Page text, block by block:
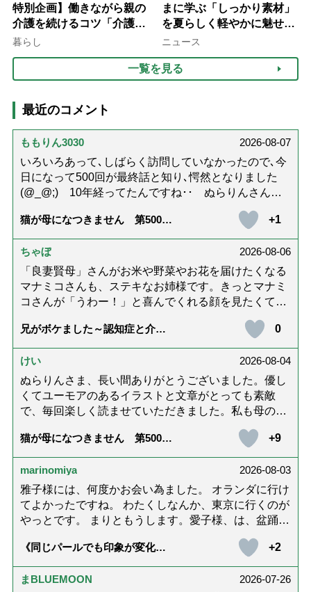
特別企画】働きながら親の
介護を続けるコツ「介護は
10年以上続くことも…3つ
みよう」【社会福祉士解
説】
暮らし
まに学ぶ「しっかり素材」
を夏らしく軽やかに魅せる
3つの着こなし法則
ニュース
一覧を見る
最近のコメント
ももりん3030
2026-08-07
いろいろあって､しばらく訪問していなかったので､今
日になって500回が最終話と知り､愕然となりました
(@_@;) 10年経ってたんですね･･ ぬらりんさんの
護では身内に理解してもらえないもどかしさを感じた
り､いろいろありましたが､ぬらりんさんの文章を読ん
で心救われたことが多々ありました。不定期での近況
報告を心待ちにしています。さびちゃん・隊長と､健
やかにお過ごしくださいね。ご多幸をお祈りしていま
す☆*゜
猫が母になつきません 第500話
+1
ちゃぼ
2026-08-06
「良妻賢母」さんがお米や野菜やお花を届けたくなる
マナミコさんも、ステキなお姉様です。きっとマナミ
コさんが「うわー！」と喜んでくれる顔を見たくて、
す。 お二人とも良いお友達ですね。
兄がボケました～認知症と介護
が届きました」
0
けい
2026-08-04
ぬらりんさま、長い間ありがとうございました。優し
くてユーモアのあるイラストと文章がとっても素敵
で、毎回楽しく読ませていただきました。私も母の介
がないのが寂しくてたまりませんが、いろんなエピソ
ード思い出したりしながら頑張っていこうと思いま
す。不定期でもいいので、また会えますように。書籍
化も希望です！本当にありがとうございました。
猫が母になつきません 第500話
+9
marinomiya
2026-08-03
雅子様には、何度かお会い為ました。 オランダに行け
てよかったですね。 わたくしなんか、東京に行くのが
やっとです。 まりともうします。愛子様、は、盆踊り
《同じパールでも印象が変化》
ネックレス」上品＆涼しげに見
せる4つの法則
+2
まBLUEMOON
2026-07-26